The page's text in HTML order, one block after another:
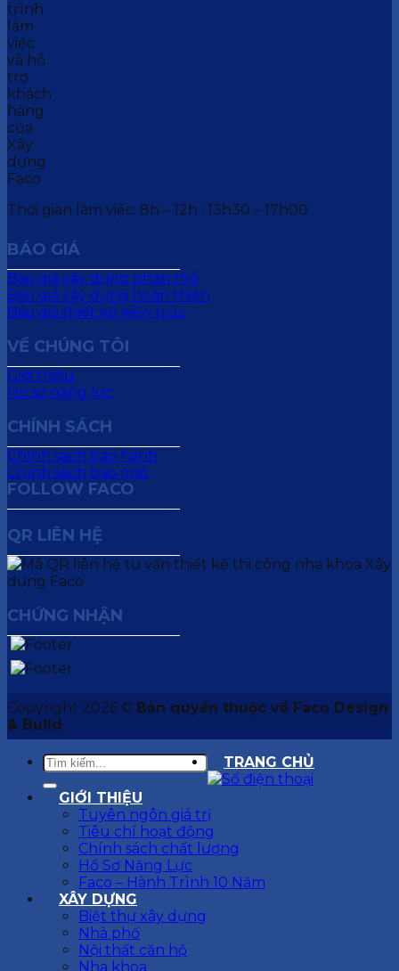
Thời gian làm việc: 8h – 12h ; 13h30 – 17h00
BÁO GIÁ
Báo giá xây dựng phần thô
Báo giá xây dựng hoàn thiện
Báo giá thiết kế kiến trúc
VỀ CHÚNG TÔI
Giới thiệu
Hồ sơ năng lực
CHÍNH SÁCH
Chính sách bảo hành
Chính sách bảo mật
FOLLOW FACO
QR LIÊN HỆ
CHỨNG NHẬN
Copyright 2026 © Bản quyền thuộc về Faco Design
& Build
TRANG CHỦ
GIỚI THIỆU
Tuyên ngôn giá trị
Tiêu chí hoạt động
Chính sách chất lượng
Hồ Sơ Năng Lực
Faco – Hành Trình 10 Năm
XÂY DỰNG
Biệt thự xây dựng
Nhà phố
Nội thất căn hộ
Nha khoa